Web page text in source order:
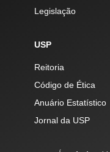
Legislação
USP
Reitoria
Código de Ética
Anuário Estatístico
Jornal da USP